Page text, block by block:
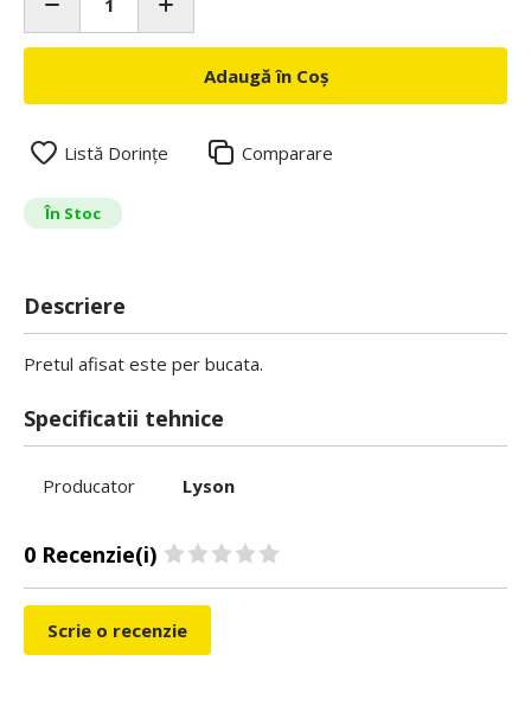
Adaugă în Coș
Listă Dorințe Comparare
În Stoc
Descriere
Pretul afisat este per bucata.
Specificatii tehnice
Producator Lyson
0 Recenzie(i)
Scrie o recenzie